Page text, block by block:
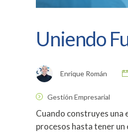
Uniendo
Enrique Román
Gestión Empresarial
Cuando construyes una
procesos hasta tener un